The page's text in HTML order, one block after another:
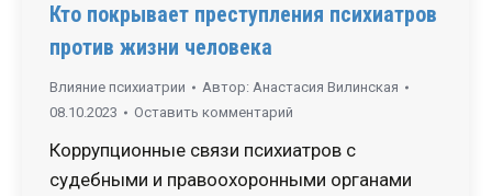
Кто покрывает преступления психиатров
против жизни человека
Влияние психиатрии Автор: Анастасия Вилинская
08.10.2023
Оставить комментарий
Коррупционные связи психиатров с
судебными и правоохоронными органами